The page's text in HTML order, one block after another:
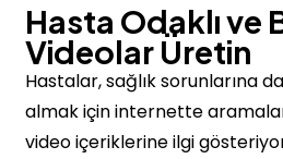
Hasta Odaklı ve
Videolar Üretin
Hastalar, sağlık sorunlarına
almak için internette
video içeriklerine ilgi